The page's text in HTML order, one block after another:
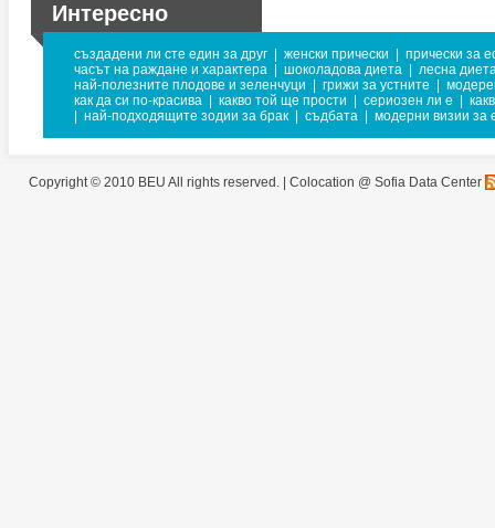
Интересно
създадени ли сте един за друг женски прически
прически за
часът на раждане и характера
шоколадова диета
лесна
най-полезните плодове и зеленчуци
грижи за устните
как да си по-красива
какво той ще прости сериозен ли е
най-подходящите зодии за брак съдбата модерни визии за
Copyright © 2010 BEU All rights reserved. | Colocation @ Sofia Data Center